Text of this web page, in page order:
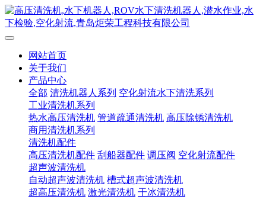
网站首页
关于我们
产品中心
全部 清洗机器人系列 空化射流水下清洗系列
工业清洗机系列
热水高压清洗机 管道疏通清洗机 高压除锈清洗机
商用清洗机系列
清洗机配件
高压清洗机配件 刮船器配件 调压阀 空化射流配件
超声波清洗机
自动超声波清洗机 槽式超声波清洗机
超高压清洗机 激光清洗机 干冰清洗机